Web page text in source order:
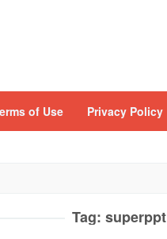
of Use Privacy Policy
Tag: superppt